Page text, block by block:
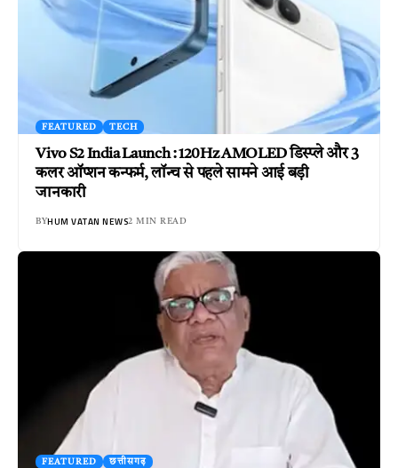
FEATURED TECH
Vivo S2 India Launch : 120Hz AMOLED डिस्प्ले और 3
कलर ऑप्शन कन्फर्म, लॉन्च से पहले सामने आई बड़ी
जानकारी
BYHUM VATAN NEWS2 MIN READ
FEATURED छत्तीसगढ़